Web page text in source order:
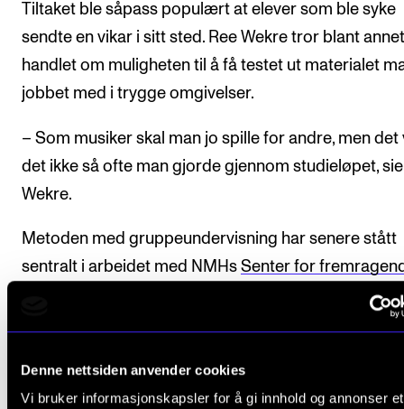
Denne nettsiden anvender cookies
Vi bruker informasjonskapsler for å gi innhold og annonser et
Tiltaket ble såpass populært at elever som ble syke
sendte en vikar i sitt sted. Ree Wekre tror blant
handlet om muligheten til å få testet ut materialet
jobbet med i trygge omgivelser.
– Som musiker skal man jo spille for andre, men det
det ikke så ofte man gjorde gjennom studieløpet,
Wekre.
Metoden med gruppeundervisning har senere stått
sentralt i arbeidet med NMHs Senter for
– Et kroneksempel